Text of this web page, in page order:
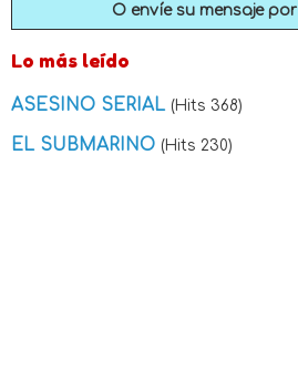
O envíe su mensaje por
Lo más leído
ASESINO SERIAL (Hits 368)
EL SUBMARINO (Hits 230)